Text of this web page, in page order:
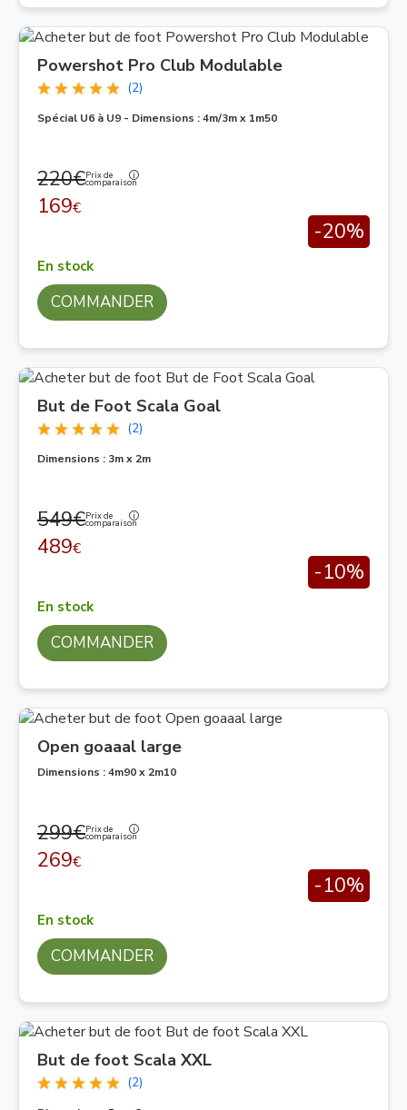
Powershot Pro Club Modulable
(2)
Spécial U6 à U9 - Dimensions : 4m/3m x 1m50
220€Prix de
comparaison
169€
-20%
En stock
COMMANDER
But de Foot Scala Goal
(2)
Dimensions : 3m x 2m
549€Prix de
comparaison
489€
-10%
En stock
COMMANDER
Open goaaal large
Dimensions : 4m90 x 2m10
299€Prix de
comparaison
269€
-10%
En stock
COMMANDER
But de foot Scala XXL
(2)